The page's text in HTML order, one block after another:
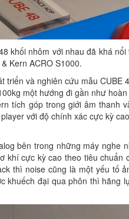
khối nhôm với nhau đã khá
Kern ACRO S1000.
và nghiên cứu mẫu CUBE
một hướng đi gần như
tích góp trong giới âm thanh
với độ chính xác cực kỳ
bên trong những máy nghe
cực kỳ cao theo tiêu chuẩn
thì noise cũng là một yếu tố
đại qua phôn thì hãng